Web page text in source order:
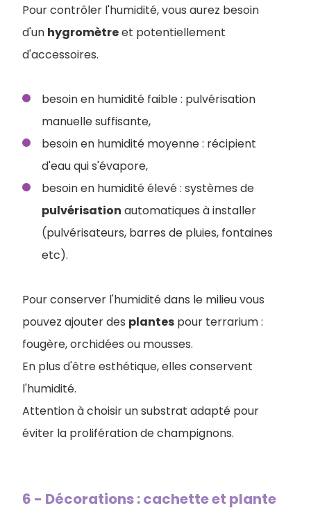
Pour contrôler l'humidité, vous aurez besoin
d'un hygromètreet potentiellement
d'accessoires.
besoin en humidité faible : pulvérisation
manuelle suffisante,
besoin en humidité moyenne : récipient
d'eau qui s'évapore,
besoin en humidité élevé : systèmes de
pulvérisation automatiques à installer
(pulvérisateurs, barres de pluies, fontaines
etc).
Pour conserver l'humidité dans le milieu vous
pouvez ajouter des plantes pour terrarium :
fougère, orchidées ou mousses.
En plus d'être esthétique, elles conservent
l'humidité.
Attention à choisir un substrat adapté pour
éviter la prolifération de champignons.
6 - Décorations : cachette et plante